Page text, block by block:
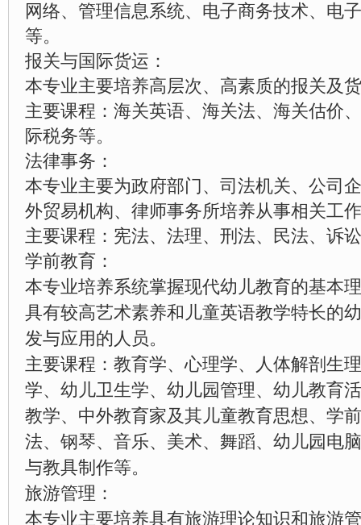
网络、管理信息系统、电子商务技术、电
等。
报关与国际货运：
本专业主要培养高层次、高素质的报关及
主要课程：海关英语、海关法、海关估价
际税务等。
法律事务：
本专业主要为政府部门、司法机关、公司
外贸易机构、律师事务所培养从事相关工
主要课程：宪法、法理、刑法、民法、诉
学前教育：
本专业培养系统掌握现代幼儿教育的基本
具有较高艺术素养和儿童英语教学特长的
发与应用的人员。
主要课程：教育学、心理学、人体解剖生
学、幼儿卫生学、幼儿园管理、幼儿教育
教学、中外教育家及其儿童教育思想、学
法、钢琴、音乐、美术、舞蹈、幼儿园电
与教具制作等。
旅游管理：
本专业主要培养具有旅游理论知识和旅游